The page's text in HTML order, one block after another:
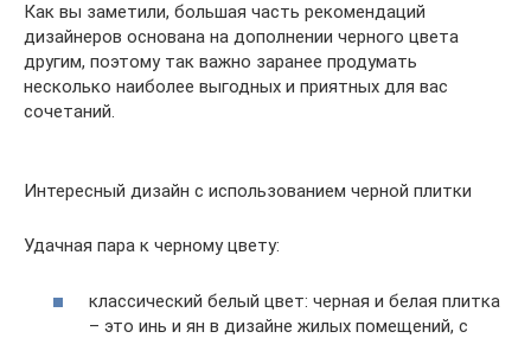
Как вы заметили, большая часть рекомендаций
дизайнеров основана на дополнении черного цвета
другим, поэтому так важно заранее продумать
несколько наиболее выгодных и приятных для вас
сочетаний.
Интересный дизайн с использованием черной плитки
Удачная пара к черному цвету:
классический белый цвет: черная и белая плитка
– это инь и ян в дизайне жилых помещений, с